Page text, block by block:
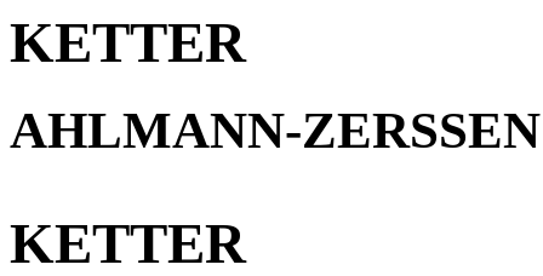
KETTER
AHLMANN-ZERSSEN
KETTER